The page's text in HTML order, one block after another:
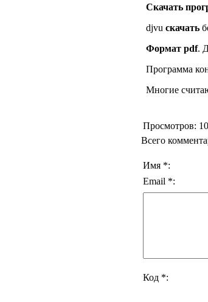
Скачать
djvu скачать
Формат pdf.
Программа
Многие
Просмотров:
Всего
Имя *:
Email *:
Код *: